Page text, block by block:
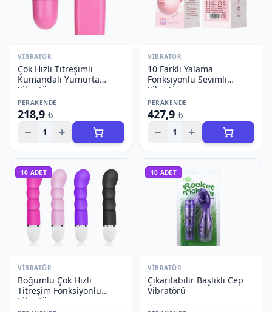
VIBRATÖR
Çok Hızlı Titreşimli
Kumandalı Yumurta
Vibratör
PERAKENDE
218,9 ₺
1
VIBRATÖR
10 Farklı Yalama
Fonksiyonlu Sevimli
Vibratör
PERAKENDE
427,9 ₺
1
10 ADET
VIBRATÖR
Boğumlu Çok Hızlı
Titreşim Fonksiyonlu
Vibratör
10 ADET
VIBRATÖR
Çıkarılabilir Başlıklı Cep
Vibratörü